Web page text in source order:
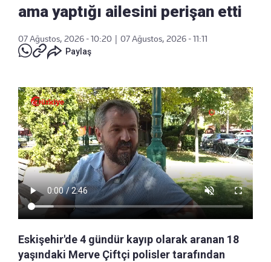
ama yaptığı ailesini perişan etti
07 Ağustos, 2026 - 10:20
07 Ağustos, 2026 - 11:11
Paylaş
Eskişehir'de 4 gündür kayıp olarak aranan 18
yaşındaki Merve Çiftçi polisler tarafından